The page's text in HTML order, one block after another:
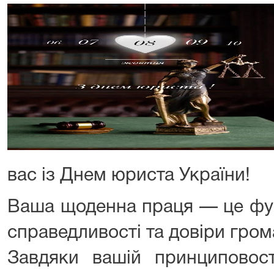
вас із Днем юриста України!
Ваша щоденна праця — це
справедливості та довіри
Завдяки вашій